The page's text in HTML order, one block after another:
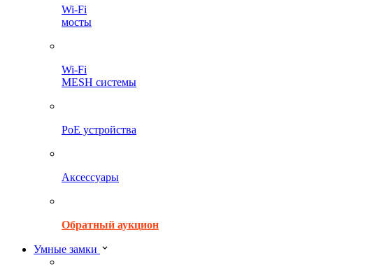
Wi-Fi
мосты
Wi-Fi
MESH системы
PoE устройства
Аксессуары
Обратный аукцион
Умные замки